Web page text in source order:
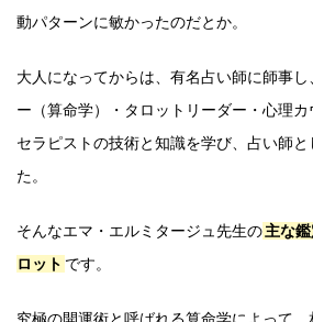
動パターンに敏かったのだとか。
大人になってからは、有名占い師に師事
ー（算命学）・タロットリーダー・心理
セラピストの技術と知識を学び、占い師
た。
そんなエマ・エルミタージュ先生の主な
ロット です。